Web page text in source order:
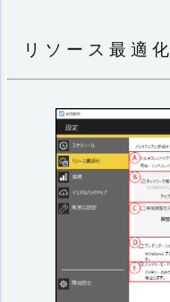
リソース最適化